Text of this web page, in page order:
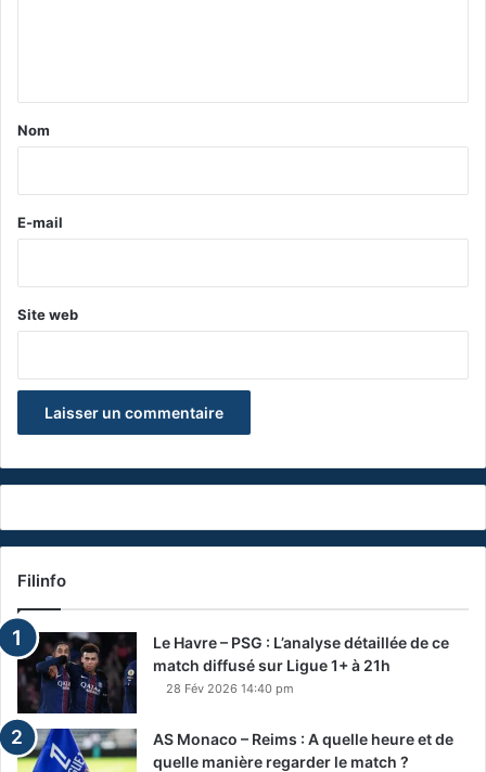
a
e
Nom
E-mail
Site web
Filinfo
Le Havre – PSG : L’analyse détaillée de ce
match diffusé sur Ligue 1+ à 21h
28 Fév 2026 14:40 pm
AS Monaco – Reims : A quelle heure et de
quelle manière regarder le match ?